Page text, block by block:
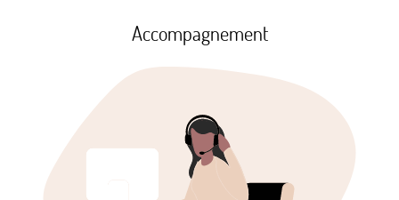
Accompagnement